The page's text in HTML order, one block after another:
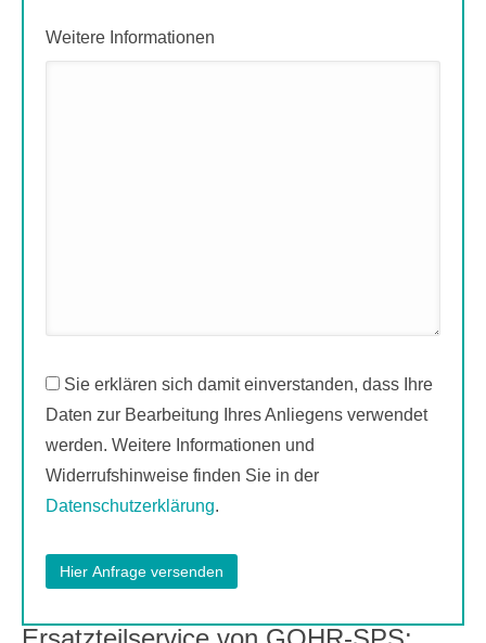
Weitere Informationen
Sie erklären sich damit einverstanden, dass Ihre
Daten zur Bearbeitung Ihres Anliegens verwendet
werden. Weitere Informationen und
Widerrufshinweise finden Sie in der
Datenschutzerklärung.